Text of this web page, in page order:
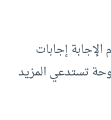
إجابات
تستدعي المزيد